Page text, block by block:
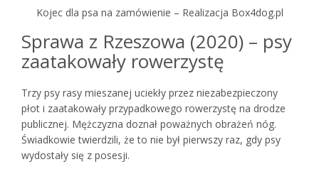
Kojec dla psa na zamówienie – Realizacja Box4dog.pl
Sprawa z Rzeszowa (2020) – psy
zaatakowały rowerzystę
Trzy psy rasy mieszanej uciekły przez niezabezpieczony
płot i zaatakowały przypadkowego rowerzystę na drodze
publicznej. Mężczyzna doznał poważnych obrażeń nóg.
Świadkowie twierdzili, że to nie był pierwszy raz, gdy psy
wydostały się z posesji.